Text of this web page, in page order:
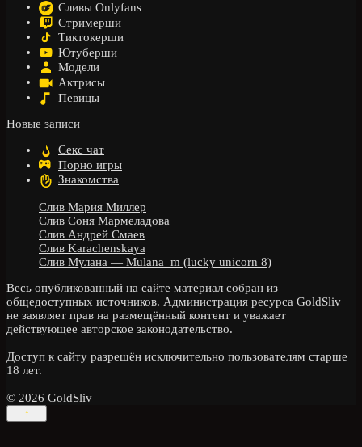
Сливы Onlyfans
Стримерши
Тиктокерши
Ютуберши
Модели
Актрисы
Певицы
Новые записи
Секс чат
Порно игры
Знакомства
Слив Мария Миллер
Слив Соня Мармеладова
Слив Андрей Смаев
Слив Karachenskaya
Слив Мулана — Mulana_m (lucky unicorn 8)
Весь опубликованный на сайте материал собран из
общедоступных источников. Администрация ресурса GoldSliv
не заявляет прав на размещённый контент и уважает
действующее авторское законодательство.
Доступ к сайту разрешён исключительно пользователям старше
18 лет.
© 2026 GoldSliv